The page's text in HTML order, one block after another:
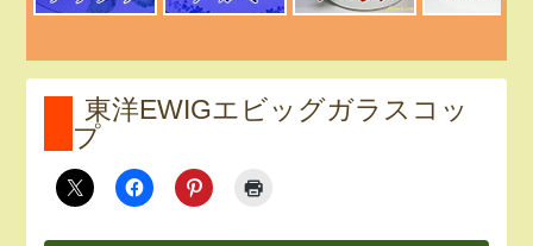
東洋EWIGエビッグガラスコッ
プ